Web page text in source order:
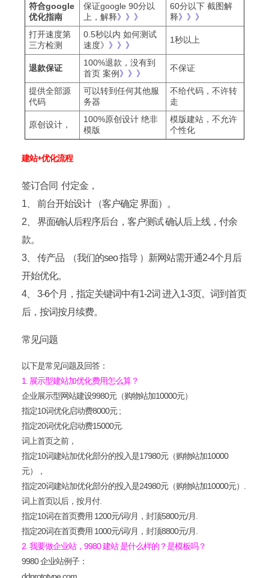
符合google
优化指南
保证google 90分以
上，解释》》》
60分以下 截图解
释》》》
打开速度第
三方检测
0.5秒以内 如何测试
速度》 》》》
1秒以上
退款保证
100%退款，没有到
首页 案例 》》》
不保证
提供全部源
代码
可以转到任何其他服
务器
不给代码，不许转
走
原创设计，
100%原创设计 绝非
模版
模版建站，不允许
个性化
建站+优化流程
签订合同 付定金，
1、 前台开始设计 （客户确定 界面）。
2、 界面确认后程序后台，客户测试 确认后上线，付余
款。
3、 传产品 （我们的seo 指导 ）新网站需开通2-4个月后
开始优化。
4、 3-6个月，指定关键词中有1-2词 进入1-3页。词到首页
后，按词按月续费。
常见问题
以下是常见问题及回答：
1. 展示型建站加优化费用怎么算？
企业展示型网站建设9980元（购物站加10000元）
指定10词优化启动费8000元 ;
指定20词优化启动费15000元.
词上首页之前，
指定10词建站加优化部分的投入是17980元（购物站加10000
元），
指定20词建站加优化部分的投入是24980元（购物站加10000元）.
词上首页以后，按月付.
指定10词在首页费用 1200元/词/月，封顶5800元/月.
指定20词在首页费用 1000元/词/月 ，封顶8800元/月.
2. 我要做企业站，9980 建站 是什么样的？是模板吗？
9980 企业站例子：